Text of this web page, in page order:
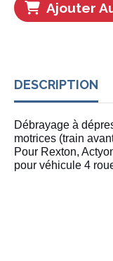
Ajouter
DESCRIPTION
Débrayage à
motrices (train
Pour Rexton,
pour véhicule 4